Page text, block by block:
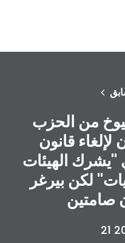
من الحزب
قانون
"يشرك الهيئات
لكن بيرغر
صامتين